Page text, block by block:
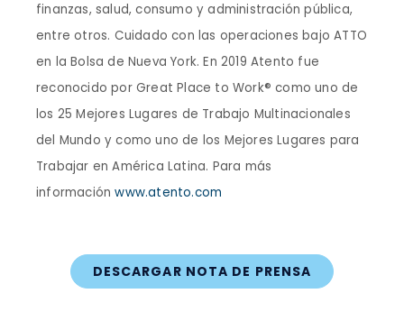
finanzas, salud, consumo y administración pública,
entre otros. Cuidado con las operaciones bajo ATTO
en la Bolsa de Nueva York. En 2019 Atento fue
reconocido por Great Place to Work® como uno de
los 25 Mejores Lugares de Trabajo Multinacionales
del Mundo y como uno de los Mejores Lugares para
Trabajar en América Latina. Para más
información www.atento.com
DESCARGAR NOTA DE PRENSA